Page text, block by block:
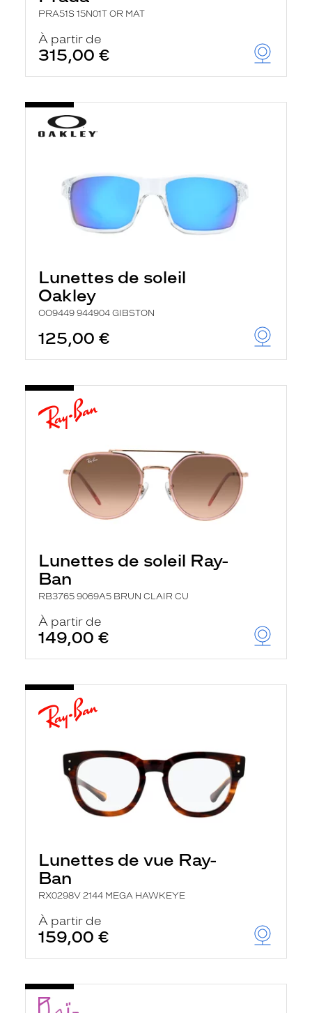
PRA51S 15N01T OR MAT
À partir de
315,00 €
Lunettes de soleil
Oakley
OO9449 944904 GIBSTON
125,00 €
Lunettes de soleil Ray-
Ban
RB3765 9069A5 BRUN CLAIR CU
À partir de
149,00 €
Lunettes de vue Ray-
Ban
RX0298V 2144 MEGA HAWKEYE
À partir de
159,00 €